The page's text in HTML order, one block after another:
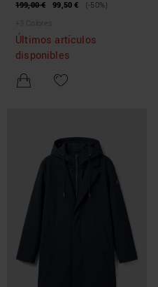
DE TEJIDO TÉCNICO
199,00 € 99,50 €
(-50%)
+ 3 Colores
Últimos artículos
disponibles